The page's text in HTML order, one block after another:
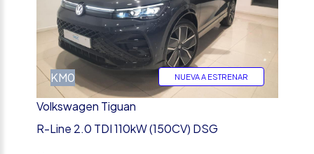
KM0 NUEVA A ESTRENAR
Volkswagen Tiguan
R-Line 2.0 TDI 110kW (150CV) DSG